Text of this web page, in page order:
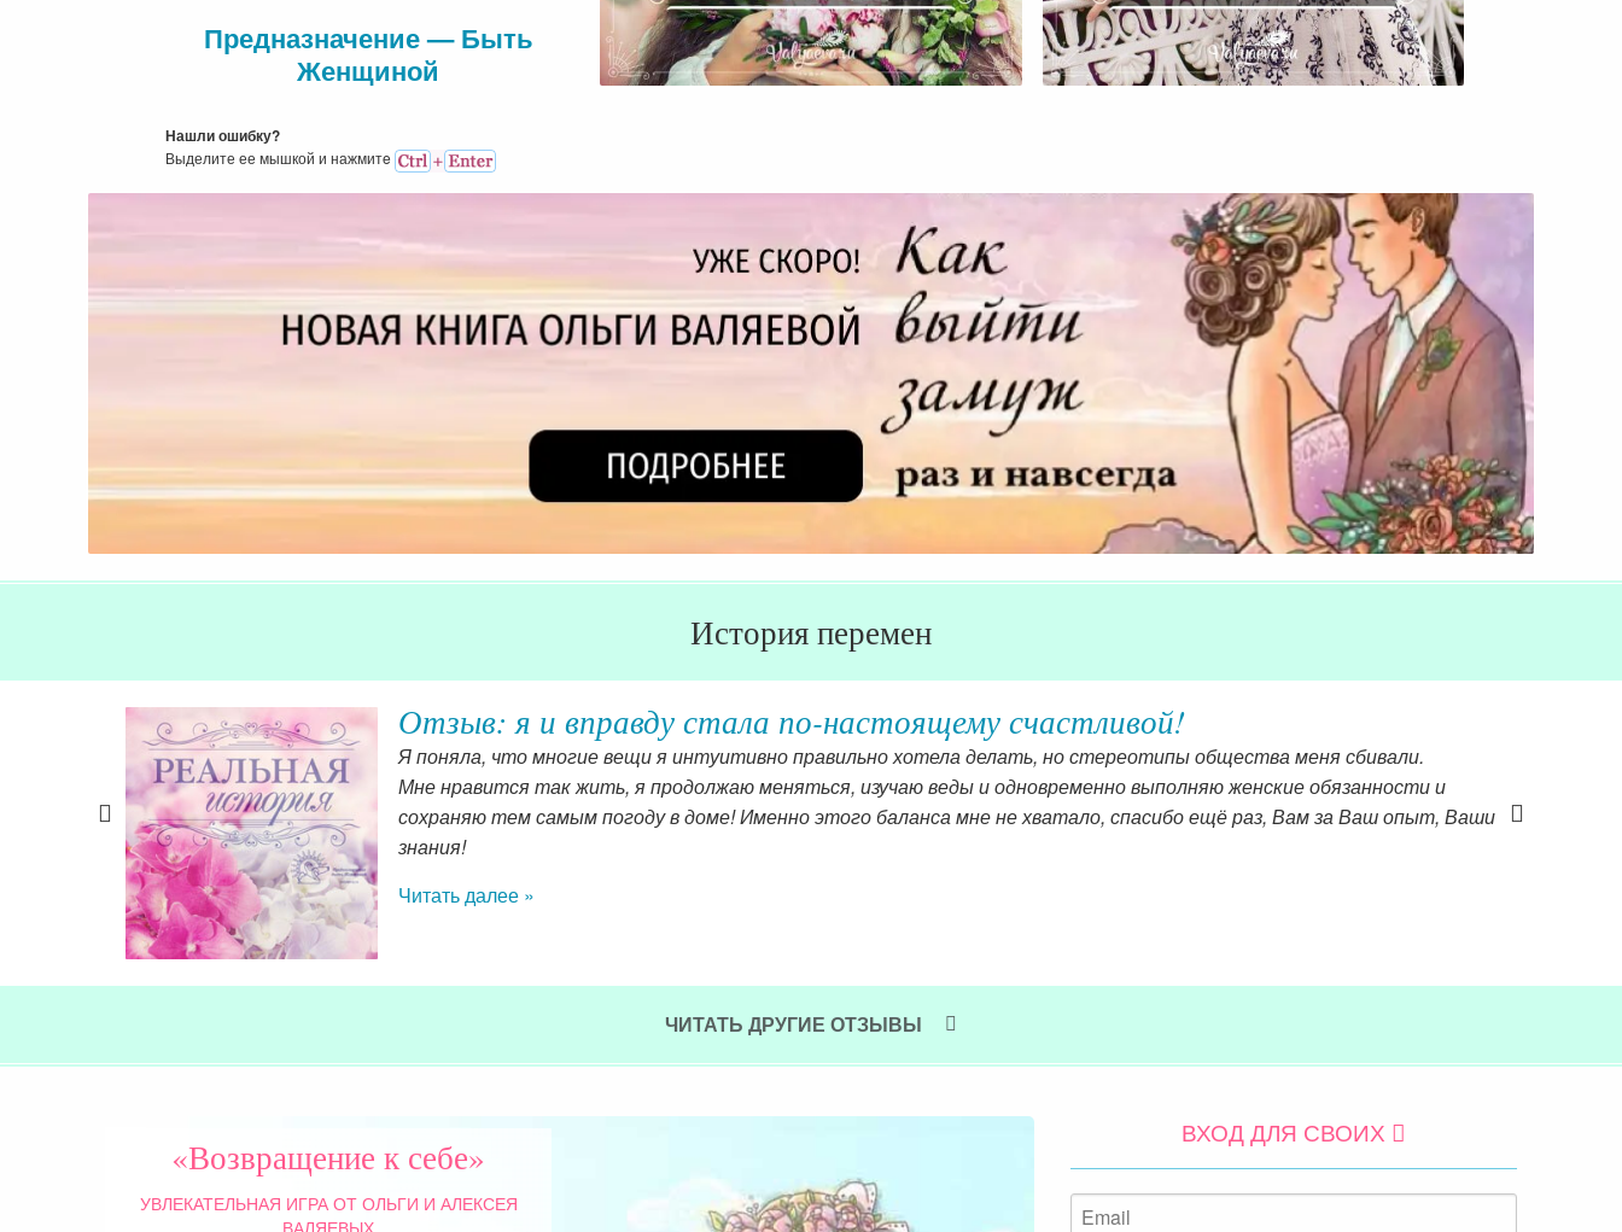
Предназначение — Быть
Женщиной
В Чем Состоит Главное
Предназначение Женщины?
Предназначение Быть
Женщиной
Нашли ошибку?
Выделите ее мышкой и нажмитe
История перемен
опыт, Ваши
История изменений Ирины Рейнус из Калуги
я в самом начале пути, случаются перекосы, вспоминаются старые установки и привычки, но теперь это все
осознано и я от них уже так далеко. Быть женщиной – это прекрасно! Быть вдохновительницей, матерью,
хранительницей отношений и домашнего очага. Меня никто этому не учил, а жаль, что нам об этом не рассказывали
– как важно быть настоящей Женщиной, как получать удовольствие от своего предназначения. Если у меня будет
меньше ворчать и спорить, стала моложе и свечусь любовью, для меня это наивысшая похвала и подтверждение,
Читать далее »
ЧИТАТЬ ДРУГИЕ ОТЗЫВЫ
«Возвращение к себе»
ВХОД ДЛЯ СВОИХ